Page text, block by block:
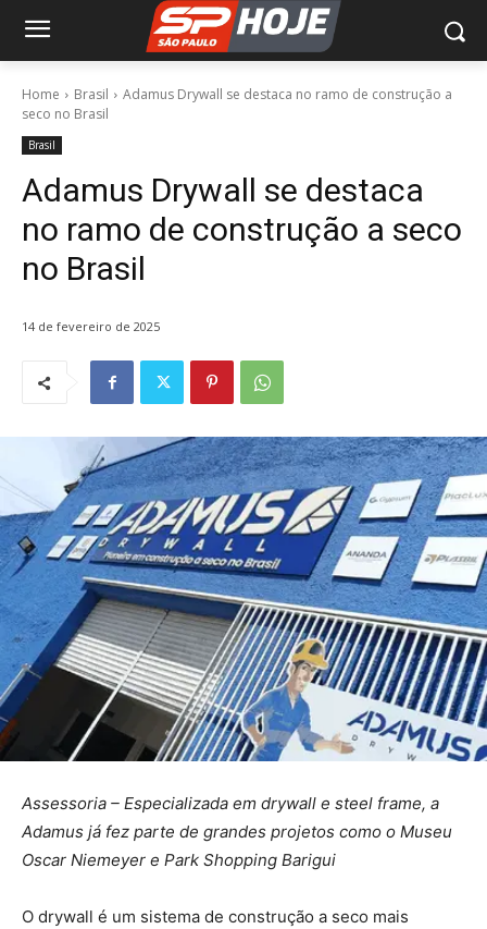
Home Brasil
Adamus Drywall se destaca no ramo de construção a
seco no Brasil
Brasil
Adamus Drywall se destaca
no ramo de construção a seco
no Brasil
14 de fevereiro de 2025
Assessoria – Especializada em drywall e steel frame, a
Adamus já fez parte de grandes projetos como o Museu
Oscar Niemeyer e Park Shopping Barigui
O drywall é um sistema de construção a seco mais